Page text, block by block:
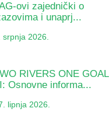
ovi zajednički o
i unaprj...
srpnja 2026.
RIVERS ONE GOAL
Osnovne informa...
lipnja 2026.